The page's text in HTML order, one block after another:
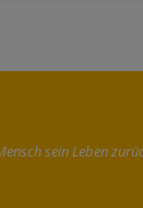
sein Leben